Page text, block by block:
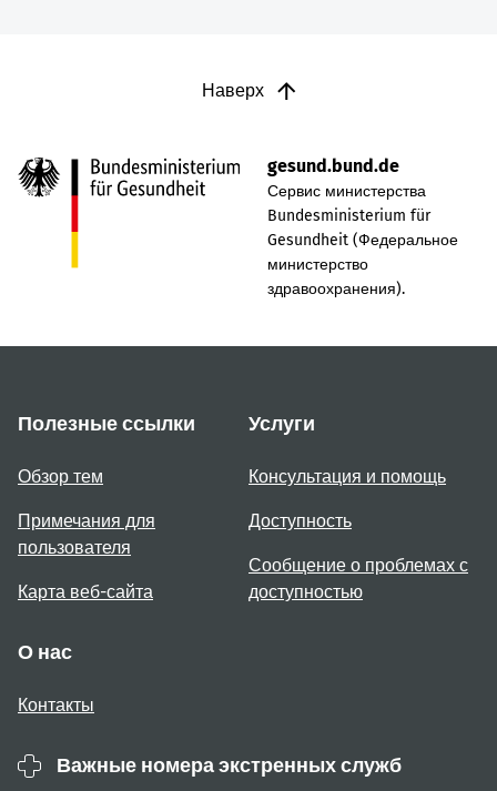
Наверх
gesund.bund.de
Сервис министерства
Bundesministerium für
Gesundheit (Федеральное
министерство
здравоохранения).
Полезные ссылки
Обзор тем
Примечания для
пользователя
Карта веб-сайта
Услуги
Консультация и помощь
Доступность
Сообщение о проблемах с
доступностью
О нас
Контакты
Важные номера экстренных служб